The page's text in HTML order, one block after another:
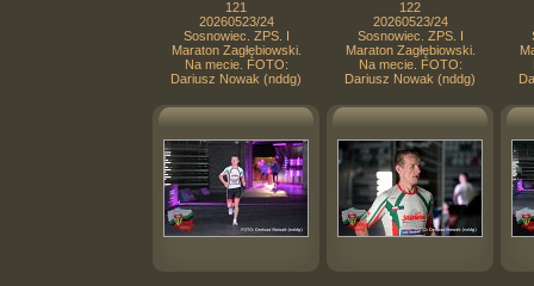
121
20260523/24
Sosnowiec. ZPS. I
Maraton Zagłębiowski.
Na mecie. FOTO:
Dariusz Nowak (nddg)
122
20260523/24
Sosnowiec. ZPS. I
Maraton Zagłębiowski.
Na mecie. FOTO:
Dariusz Nowak (nddg)